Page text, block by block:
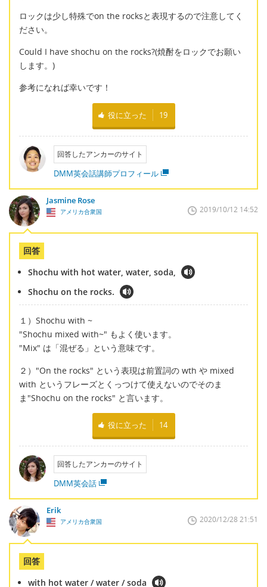
ロックは少し特殊でon the rocksと表現するので注意してく
ださい。
Could I have shochu on the rocks?(焼酎をロックでお願い
します。)
参考になれば幸いです！
役に立った 19
回答したアンカーのサイト
DMM英会話講師プロフィール
Jasmine Rose
アメリカ合衆国 2019/10/12 14:52
回答
Shochu with hot water, water, soda,
Shochu on the rocks.
１）Shochu with ~
"Shochu mixed with~" もよく使います。
"Mix" は「混ぜる」という意味です。
２）"On the rocks" という表現は前置詞の wth や mixed
with というフレーズとくっつけて使えないのでそのま
ま"Shochu on the rocks" と言います。
役に立った 14
回答したアンカーのサイト
DMM英会話
Erik
アメリカ合衆国 2020/12/28 21:51
回答
with hot water / water / soda